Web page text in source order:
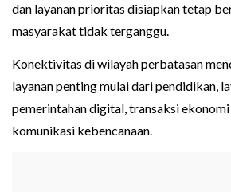
dan layanan prioritas disiapkan tetap
masyarakat tidak terganggu.
Konektivitas di wilayah perbatasan
layanan penting mulai dari pendidikan,
pemerintahan digital, transaksi
komunikasi kebencanaan.